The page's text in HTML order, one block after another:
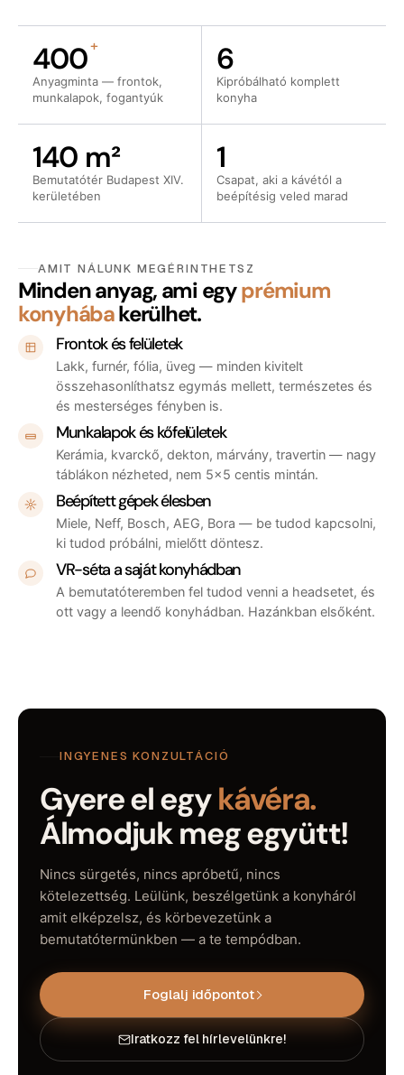
400+
Anyagminta — frontok,
munkalapok, fogantyúk
6
Kipróbálható komplett
konyha
140 m²
Bemutatótér Budapest XIV.
kerületében
1
Csapat, aki a kávétól a
beépítésig veled marad
AMIT NÁLUNK MEGÉRINTHETSZ
Minden anyag, ami egyprémium
konyhábakerülhet.
Frontok és felületek
Lakk, furnér, fólia, üveg — minden kivitelt
összehasonlíthatsz egymás mellett, természetes és
és mesterséges fényben is.
Munkalapok és kőfelületek
Kerámia, kvarckő, dekton, márvány, travertin — nagy
táblákon nézheted, nem 5×5 centis mintán.
Beépített gépek élesben
Miele, Neff, Bosch, AEG, Bora — be tudod kapcsolni,
ki tudod próbálni, mielőtt döntesz.
VR-séta a saját konyhádban
A bemutatóteremben fel tudod venni a headsetet, és
ott vagy a leendő konyhádban. Hazánkban elsőként.
INGYENES KONZULTÁCIÓ
Gyere el egykávéra.
Álmodjuk meg együtt!
Nincs sürgetés, nincs apróbetű, nincs
kötelezettség. Leülünk, beszélgetünk a konyháról
amit elképzelsz, és körbevezetünk a
bemutatótermünkben — a te tempódban.
Foglalj időpontot
Iratkozz fel hírlevelünkre!